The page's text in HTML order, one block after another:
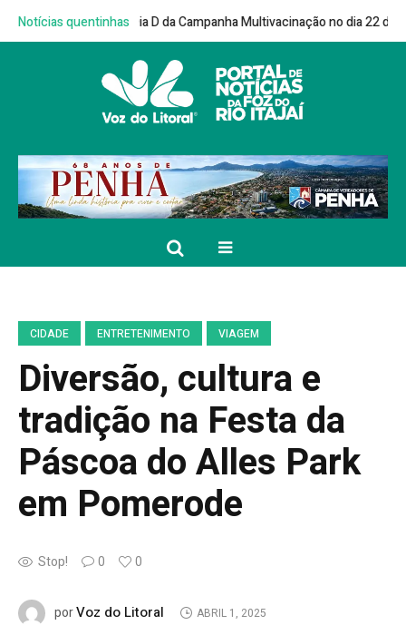
Notícias quentinhas
terá Dia D da Campanha Multivacinação no dia 22 de agosto
CIDADE ENTRETENIMENTO VIAGEM
Diversão, cultura e
tradição na Festa da
Páscoa do Alles Park
em Pomerode
Stop! 0 0
porVoz do Litoral ABRIL 1, 2025